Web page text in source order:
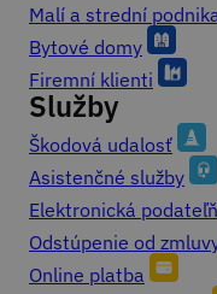
Malí a strední
Bytové domy
Firemní klienti
Služby
Škodová udalosť
Asistenčné služby
Elektronická
Odstúpenie od
Online platba